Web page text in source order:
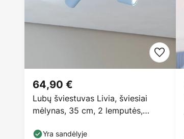
Lubų šviestuvas Livia, šviesiai
mėlynas, 35 cm, 2 lemputės,
64,90 €
Yra sandėlyje